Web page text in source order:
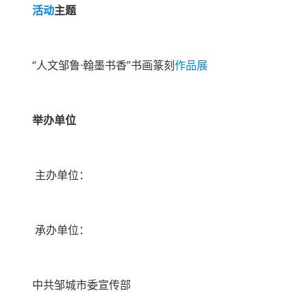
活动主题
“人文邹鲁·翰墨书香”书画篆刻作品展
举办单位
主办单位：
承办单位：
中共邹城市委宣传部